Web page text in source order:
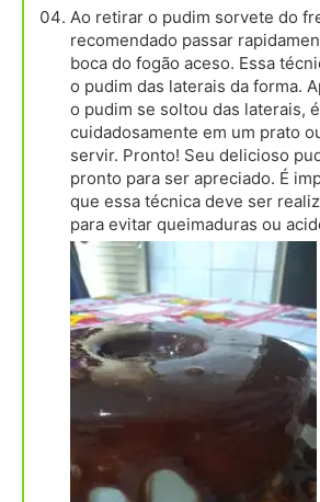
Ao retirar o pudim sorvete do
recomendado passar
boca do fogão aceso. Essa
o pudim das laterais da forma.
o pudim se soltou das laterais,
cuidadosamente em um prato
servir. Pronto! Seu delicioso
pronto para ser apreciado. É
que essa técnica deve ser
para evitar queimaduras ou